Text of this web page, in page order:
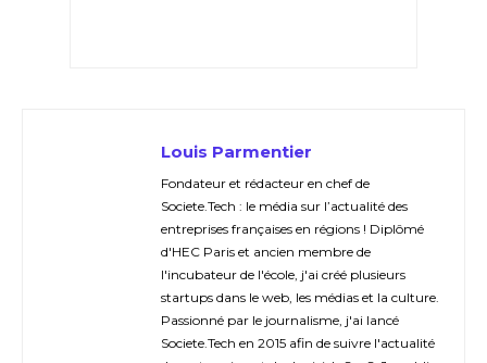
Louis Parmentier
Fondateur et rédacteur en chef de
Societe.Tech : le média sur l’actualité des
entreprises françaises en régions ! Diplômé
d'HEC Paris et ancien membre de
l'incubateur de l'école, j'ai créé plusieurs
startups dans le web, les médias et la culture.
Passionné par le journalisme, j'ai lancé
Societe.Tech en 2015 afin de suivre l'actualité